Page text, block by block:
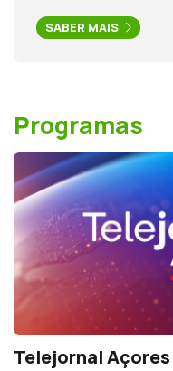
SABER MAIS
Programas
Telejornal Açores